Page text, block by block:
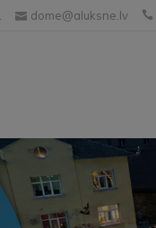
dome@aluksne.lv